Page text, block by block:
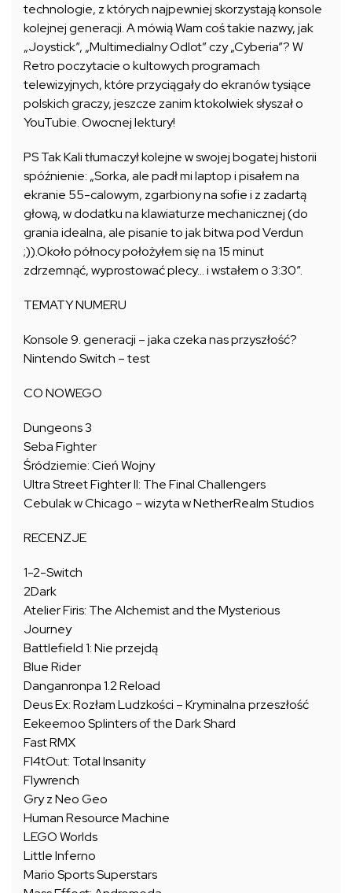
technologie, z których najpewniej skorzystają konsole
kolejnej generacji. A mówią Wam coś takie nazwy, jak
„Joystick”, „Multimedialny Odlot” czy „Cyberia”? W
Retro poczytacie o kultowych programach
telewizyjnych, które przyciągały do ekranów tysiące
polskich graczy, jeszcze zanim ktokolwiek słyszał o
YouTubie. Owocnej lektury!
PS Tak Kali tłumaczył kolejne w swojej bogatej historii
spóźnienie: „Sorka, ale padł mi laptop i pisałem na
ekranie 55-calowym, zgarbiony na sofie i z zadartą
głową, w dodatku na klawiaturze mechanicznej (do
grania idealna, ale pisanie to jak bitwa pod Verdun
;)).Około północy położyłem się na 15 minut
zdrzemnąć, wyprostować plecy… i wstałem o 3:30”.
TEMATY NUMERU
Konsole 9. generacji – jaka czeka nas przyszłość?
Nintendo Switch – test
CO NOWEGO
Dungeons 3
Seba Fighter
Śródziemie: Cień Wojny
Ultra Street Fighter II: The Final Challengers
Cebulak w Chicago – wizyta w NetherRealm Studios
RECENZJE
1-2-Switch
2Dark
Atelier Firis: The Alchemist and the Mysterious
Journey
Battlefield 1: Nie przejdą
Blue Rider
Danganronpa 1.2 Reload
Deus Ex: Rozłam Ludzkości – Kryminalna przeszłość
Eekeemoo Splinters of the Dark Shard
Fast RMX
Fl4tOut: Total Insanity
Flywrench
Gry z Neo Geo
Human Resource Machine
LEGO Worlds
Little Inferno
Mario Sports Superstars